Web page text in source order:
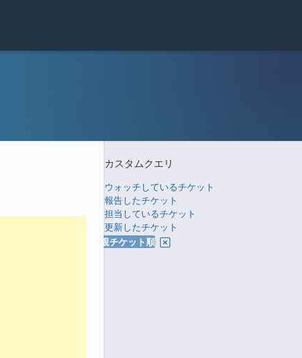
カスタムクエリ
ウォッチしているチケット
報告したチケット
担当しているチケット
更新したチケット
親チケット順